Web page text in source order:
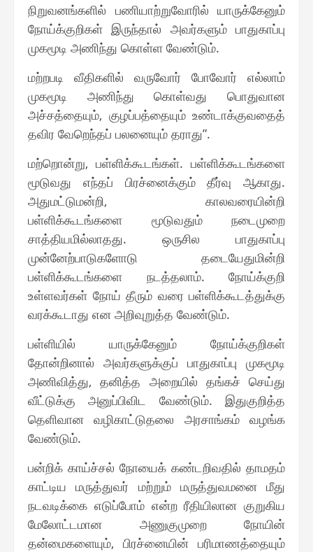
நிறுவனங்களில் பணியாற்றுவோரில் யாருக்கேனும்
நோய்க்குறிகள் இருந்தால் அவர்களும் பாதுகாப்பு
முகமூடி அணிந்து கொள்ள வேண்டும்.
மற்றபடி வீதிகளில் வருவோர் போவோர் எல்லாம்
முகமூடி அணிந்து கொள்வது பொதுவான
அச்சத்தையும், குழப்பத்தையும் உண்டாக்குவதைத்
தவிர வேறெந்தப் பலனையும் தராது”.
மற்றொன்று, பள்ளிக்கூடங்கள். பள்ளிக்கூடங்களை
மூடுவது எந்தப் பிரச்னைக்கும் தீர்வு ஆகாது.
அதுமட்டுமன்றி, காலவரையின்றி
பள்ளிக்கூடங்களை மூடுவதும் நடைமுறை
சாத்தியமில்லாதது. ஒருசில பாதுகாப்பு
முன்னேற்பாடுகளோடு தடையேதுமின்றி
பள்ளிக்கூடங்களை நடத்தலாம். நோய்க்குறி
உள்ளவர்கள் நோய் தீரும் வரை பள்ளிக்கூடத்துக்கு
வரக்கூடாது என அறிவுறுத்த வேண்டும்.
பள்ளியில் யாருக்கேனும் நோய்க்குறிகள்
தோன்றினால் அவர்களுக்குப் பாதுகாப்பு முகமூடி
அணிவித்து, தனித்த அறையில் தங்கச் செய்து
வீட்டுக்கு அனுப்பிவிட வேண்டும். இதுகுறித்த
தெளிவான வழிகாட்டுதலை அரசாங்கம் வழங்க
வேண்டும்.
பன்றிக் காய்ச்சல் நோயைக் கண்டறிவதில் தாமதம்
காட்டிய மருத்துவர் மற்றும் மருத்துவமனை மீது
நடவடிக்கை எடுப்போம் என்ற ரீதியிலான குறுகிய
மேலோட்டமான அணுகுமுறை நோயின்
தன்மைகளையும், பிரச்னையின் பரிமாணத்தையும்